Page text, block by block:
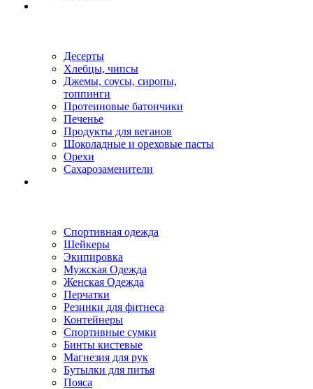
Десерты
Хлебцы, чипсы
Джемы, соусы, сиропы,
топпинги
Протеиновые батончики
Печенье
Продукты для веганов
Шоколадные и ореховые пасты
Орехи
Сахарозаменители
Спортивная одежда
Шейкеры
Экипировка
Мужская Одежда
Женская Одежда
Перчатки
Резинки для фитнеса
Контейнеры
Спортивные сумки
Бинты кистевые
Магнезия для рук
Бутылки для питья
Пояса